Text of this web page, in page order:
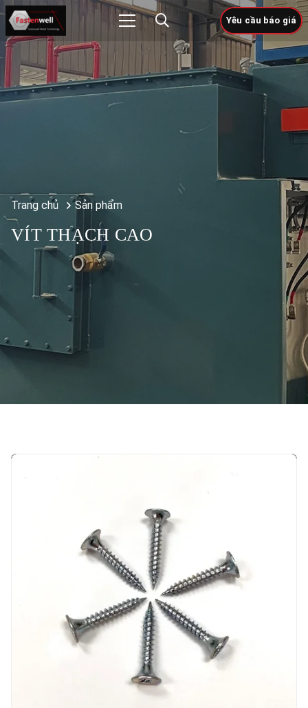
Yêu cầu báo giá
Trang chủ Sản phẩm
VÍT THẠCH CAO